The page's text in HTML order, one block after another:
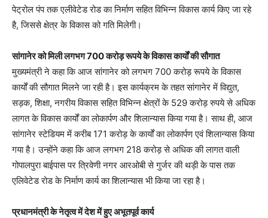
पेट्रोल पंप तक एलीवेटेड रोड का निर्माण सहित विभिन्न विकास कार्य किए जा रहे
है, जिससे क्षेत्र के विकास को गति मिलेगी।
सांगानेर को मिली लगभग 700 करोड़ रूपये के विकास कार्यों की सौगात
मुख्यमंत्री ने कहा कि आज सांगानेर को लगभग 700 करोड़ रूपये के विकास
कार्यों की सौगात मिलने जा रही है। इस कार्यक्रम के तहत सांगानेर में विद्युत,
सड़क, शिक्षा, नगरीय विकास सहित विभिन्न क्षेत्रों के 529 करोड़ रुपये से अधिक
लागत के विकास कार्यों का लोकार्पण और शिलान्यास किया गया है। साथ ही, आज
सांगानेर स्टेडियम में करीब 171 करोड़ के कार्यों का लोकार्पण एवं शिलान्यास किया
गया है। उन्होंने कहा कि आज लगभग 218 करोड़ से अधिक की लागत वाली
गोपालपुरा बाईपास पर त्रिवेणी नगर आरओबी से गुर्जर की थड़ी के पास तक
एलिवेटेड रोड के निर्माण कार्य का शिलान्यास भी किया जा रहा है।
प्रधानमंत्री के नेतृत्व में देश में हुए अभूतपूर्व कार्य